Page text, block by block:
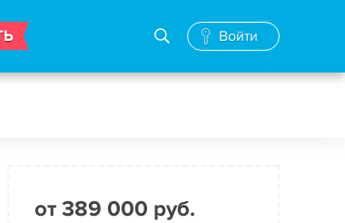
Войти
от 389 000 руб.